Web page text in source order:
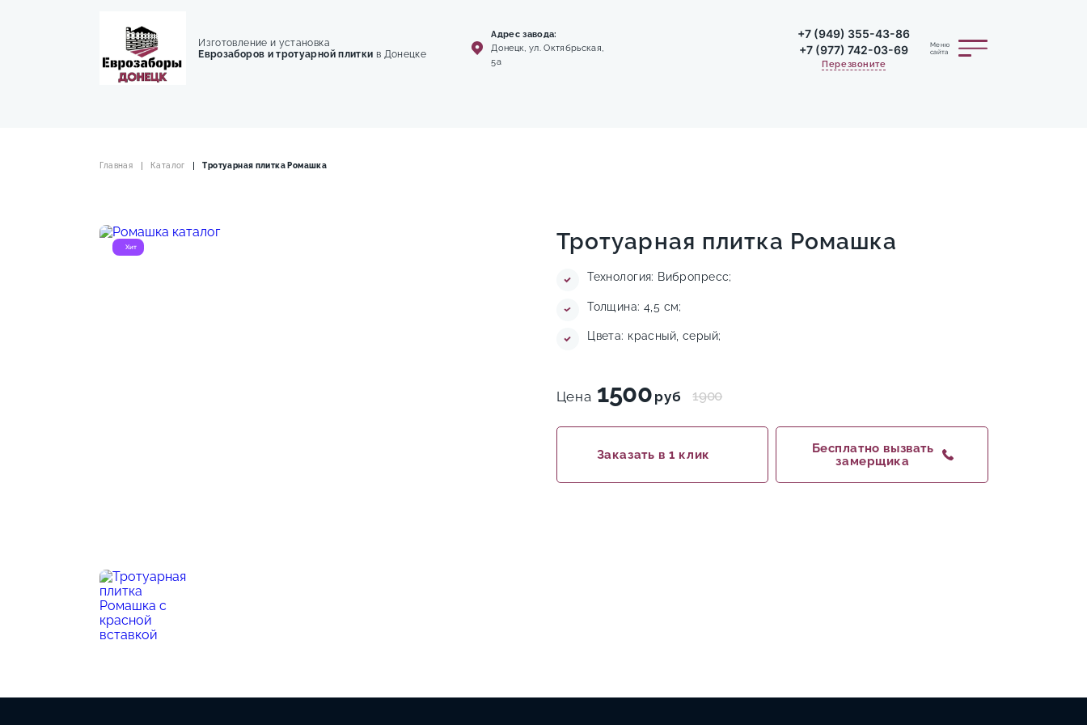
Изготовление и установка
Еврозаборов и тротуарной плитки в Донецке
Адрес завода:
Донецк, ул. Октябрьская,
5а
+7 (949) 355-43-86
+7 (977) 742-03-69
Перезвоните
Меню
сайта
Главная Каталог Тротуарная плитка Ромашка
Хит Тротуарная плитка Ромашка
Технология: Вибропресс;
Толщина: 4,5 см;
Цвета: красный, серый;
Цена 1500 руб 1900
Заказать в 1 клик
Бесплатно вызвать
замерщика